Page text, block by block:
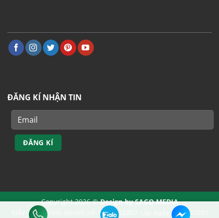
ĐĂNG KÍ NHẬN TIN
Copyright 2026 ©Design bySAGO MEDIA
Giấy phép kinh doanh số: 0401452807 cấp ngày 31/10/2011